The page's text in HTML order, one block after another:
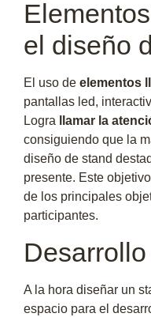
el diseño
El uso de elementos
pantallas led,
Logra llamar la
consiguiendo que la
diseño de stand
presente. Este
de los principales
participantes.
A la hora diseñar un
espacio para el